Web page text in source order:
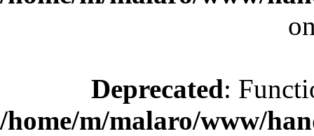
Deprecated:
/home/m/malaro/www/